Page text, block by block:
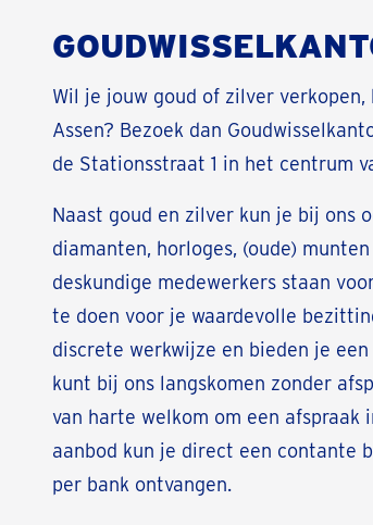
Wil je jouw goud of zilver
Assen? Bezoek dan
de Stationsstraat 1 in het centrum
Naast goud en zilver kun je bij ons
diamanten, horloges, (oude)
deskundige medewerkers staan
te doen voor je waardevolle
discrete werkwijze en bieden je
kunt bij ons langskomen zonder
van harte welkom om een afspraak
aanbod kun je direct een contante
per bank ontvangen.